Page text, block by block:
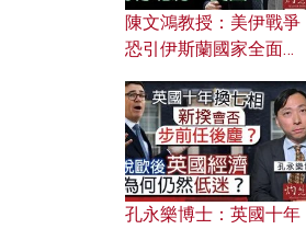
陳文鴻教授：美伊戰爭
恐引伊斯蘭國家全面反
對付北約美國？
孔永樂博士：英國十年